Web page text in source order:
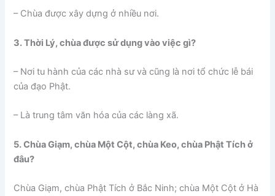
– Chùa được xây dựng ở nhiều nơi.
3. Thời Lý, chùa được sử dụng vào việc gì?
– Nơi tu hành của các nhà sư và cũng là nơi tổ chức lễ bái
của đạo Phật.
– Là trung tâm văn hóa của các làng xã.
5. Chùa Giạm, chùa Một Cột, chùa Keo, chùa Phật Tích ở
đâu?
Chùa Giạm, chùa Phật Tích ở Bắc Ninh; chùa Một Cột ở Hà